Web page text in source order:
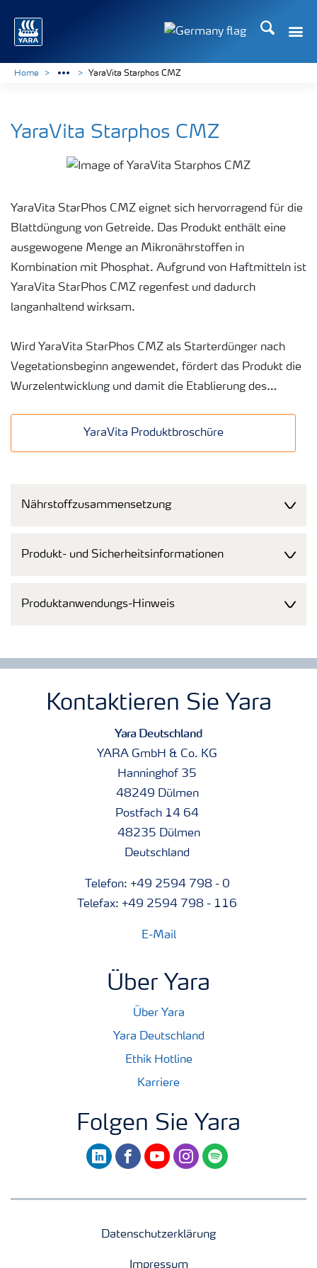
Suchen
Home YaraVita Starphos CMZ
YaraVita Starphos CMZ
YaraVita StarPhos CMZ eignet sich hervorragend für die
Blattdüngung von Getreide. Das Produkt enthält eine
ausgewogene Menge an Mikronährstoffen in
Kombination mit Phosphat. Aufgrund von Haftmitteln ist
YaraVita StarPhos CMZ regenfest und dadurch
langanhaltend wirksam.
Wird YaraVita StarPhos CMZ als Starterdünger nach
Vegetationsbeginn angewendet, fördert das Produkt die
Wurzelentwicklung und damit die Etablierung des
überstehen.
handhaben.
YaraVita Produktbroschüre
Nährstoffzusammensetzung
Produkt- und Sicherheitsinformationen
Produktanwendungs-Hinweis
Kontaktieren Sie Yara
Yara Deutschland
YARA GmbH & Co. KG
Hanninghof 35
48249 Dülmen
Postfach 14 64
48235 Dülmen
Deutschland
Telefon: +49 2594 798 - 0
Telefax: +49 2594 798 - 116
E-Mail
Über Yara
Über Yara
Yara Deutschland
Ethik Hotline
Karriere
Folgen Sie Yara
linkedinfacebookyoutubeinstagram
spotify
Datenschutzerklärung
Impressum